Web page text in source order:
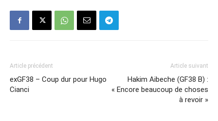
Article précédent
exGF38 – Coup dur pour Hugo
Cianci
Article suivant
Hakim Aibeche (GF38 B) :
« Encore beaucoup de choses
à revoir »